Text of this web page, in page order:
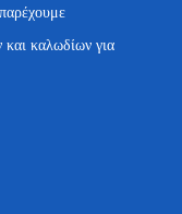
καλωδίων για